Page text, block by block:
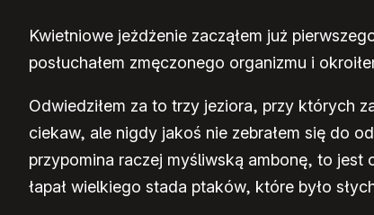
Kwietniowe jeżdżenie zacząłem już
posłuchałem zmęczonego organizmu i
Odwiedziłem za to trzy jeziora, przy których
ciekaw, ale nigdy jakoś nie zebrałem się do
przypomina raczej myśliwską ambonę, to jest
łapał wielkiego stada ptaków, które było